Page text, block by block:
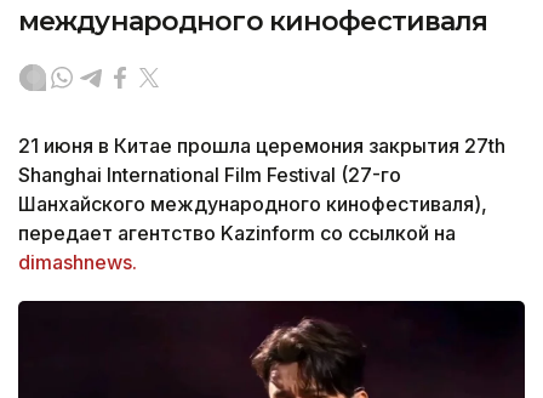
международного кинофестиваля
21 июня в Китае прошла церемония закрытия 27th
Shanghai International Film Festival (27-го
Шанхайского международного кинофестиваля),
передает агентство Kazinform со ссылкой на
dimashnews.